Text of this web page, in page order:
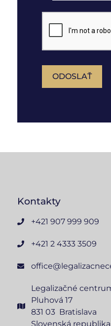
ODOSLAŤ
Kontakty
+421 907 999 909
+421 2 4333 3509
Legalizačné
Pluhová 17
831 03 Bratislava
Slovenská republika